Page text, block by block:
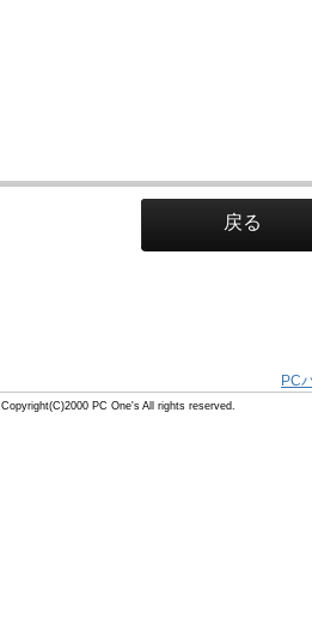
戻る
PC
Copyright(C)2000 PC One's All rights reserved.